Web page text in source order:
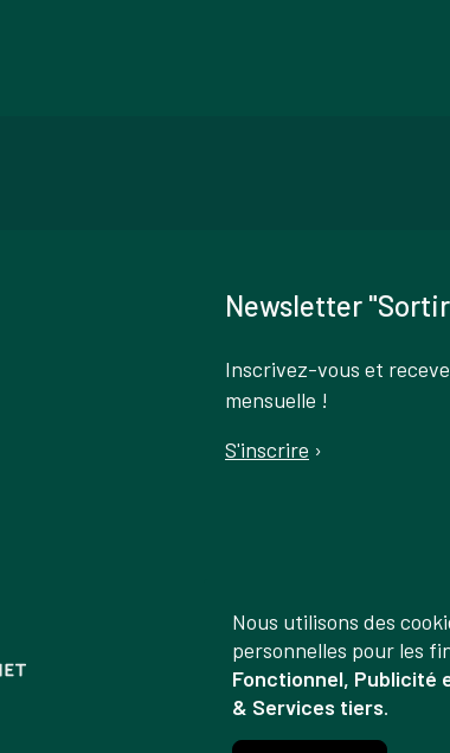
Newsletter
Inscrivez-vous et
mensuelle !
S'inscrire ›
Gestion
des
données
Nous utilisons des
personnelles pour les
Fonctionnel, Publicité
& Services tiers.